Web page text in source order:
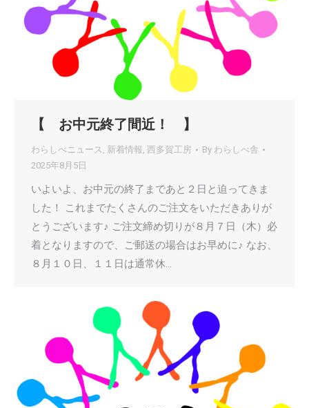
【 お中元終了間近！ 】
わらしべニュース , 新着情報, 西多賀工房 By わらしべ舎
2025年8月5日
いよいよ、お中元の終了まであと２日と迫ってきま
した！ これまでたくさんのご注文をいただきありが
とうございます♪ ご注文締め切りが８月７日（木）必
着となりますので、ご郵送の場合はお早めに♪ なお、
８月１０日、１１日は通常休…